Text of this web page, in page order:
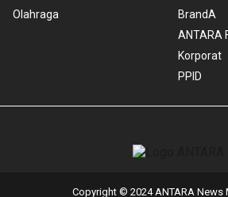
Olahraga
BrandA
ANTARA
Korporat
PPID
Copyright © 2024 ANTARA News